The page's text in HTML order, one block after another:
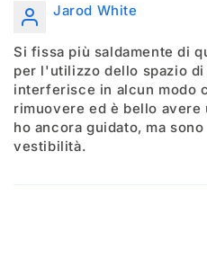
Jarod White
Si fissa più saldamente di
per l'utilizzo dello spazio
interferisce in alcun modo
rimuovere ed è bello
ho ancora guidato, ma
vestibilità.